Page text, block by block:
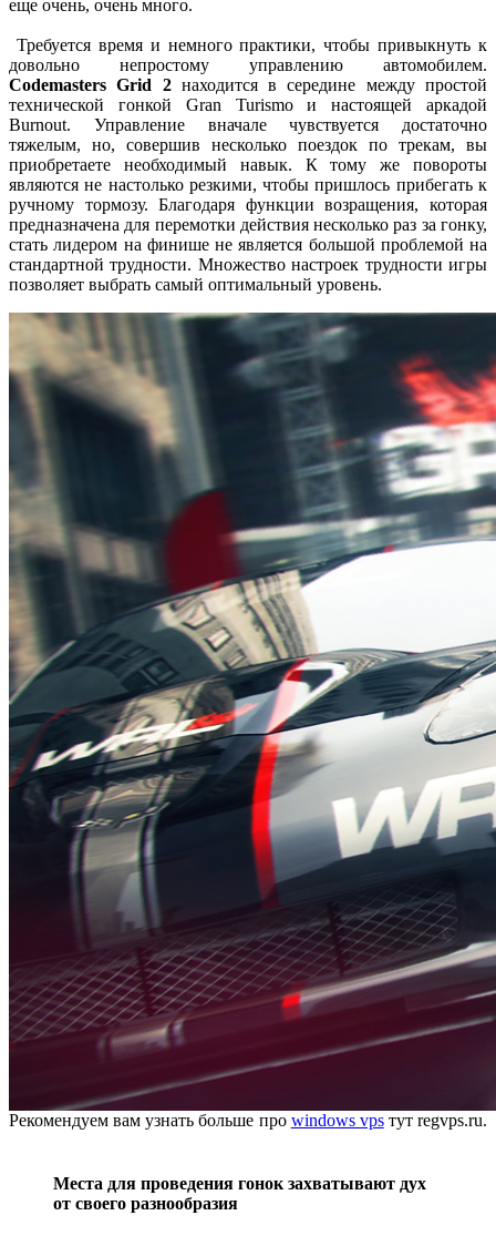
еще очень, очень много.
Требуется время и немного практики, чтобы привыкнуть к
довольно непростому управлению автомобилем.
Codemasters Grid 2находится в середине между простой
технической гонкой Gran Turismo и настоящей аркадой
Burnout. Управление вначале чувствуется достаточно
тяжелым, но, совершив несколько поездок по трекам, вы
приобретаете необходимый навык. К тому же повороты
являются не настолько резкими, чтобы пришлось прибегать к
ручному тормозу. Благодаря функции возращения, которая
предназначена для перемотки действия несколько раз за гонку,
стать лидером на финише не является большой проблемой на
стандартной трудности. Множество настроек трудности игры
позволяет выбрать самый оптимальный уровень.
Рекомендуем вам узнать больше про windows vpsтут regvps.ru.
Места для проведения гонок захватывают дух
от своего разнообразия